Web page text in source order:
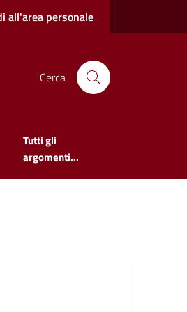
all'area personale
Cerca
Tutti gli
argomenti...